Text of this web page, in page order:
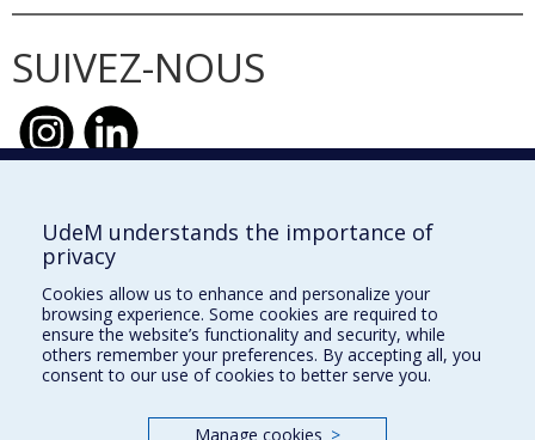
SUIVEZ-NOUS
École d'urbanisme et d'architecture de
paysage
École d'architecture
École de design
UdeM understands the importance of
privacy
Cookies allow us to enhance and personalize your
browsing experience. Some cookies are required to
ensure the website’s functionality and security, while
others remember your preferences. By accepting all, you
consent to our use of cookies to better serve you.
Manage cookies >